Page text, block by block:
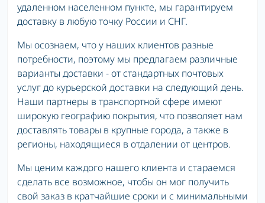
удаленном населенном пункте, мы гарантируем
доставку в любую точку России и СНГ.
Мы осознаем, что у наших клиентов разные
потребности, поэтому мы предлагаем различные
варианты доставки - от стандартных почтовых
услуг до курьерской доставки на следующий день.
Наши партнеры в транспортной сфере имеют
широкую географию покрытия, что позволяет нам
доставлять товары в крупные города, а также в
регионы, находящиеся в отдалении от центров.
Мы ценим каждого нашего клиента и стараемся
сделать все возможное, чтобы он мог получить
свой заказ в кратчайшие сроки и с минимальными